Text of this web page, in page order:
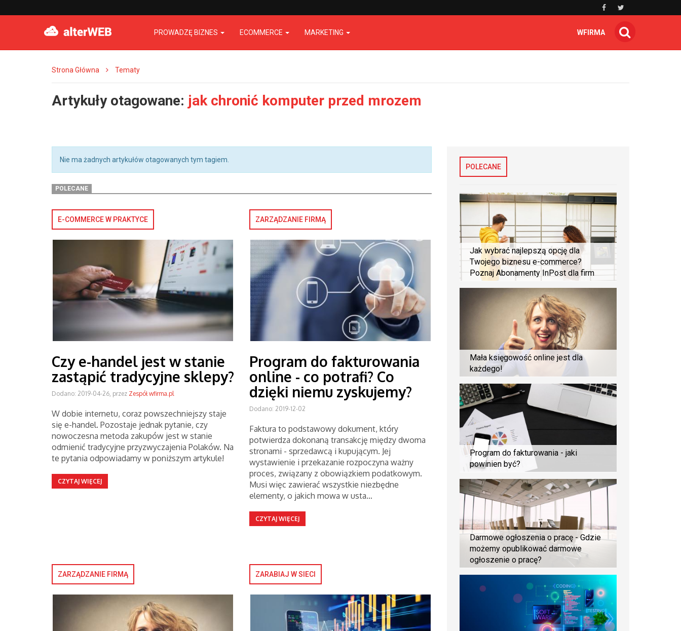
PROWADZĘ BIZNES ECOMMERCE MARKETING WFIRMA
Strona Główna Tematy
Artykuły otagowane: jak chronić komputer przed mrozem
Nie ma żadnych artykułów otagowanych tym tagiem.
POLECANE
E-COMMERCE W PRAKTYCE
Czy e-handel jest w stanie
zastąpić tradycyjne sklepy?
Dodano: 2019-04-26, przez Zespół wfirma.pl
W dobie internetu, coraz powszechniejszy staje
się e-handel. Pozostaje jednak pytanie, czy
nowoczesna metoda zakupów jest w stanie
odmienić tradycyjne przyzwyczajenia Polaków. Na
te pytania odpowiadamy w poniższym artykule!
CZYTAJ WIĘCEJ
ZARZĄDZANIE FIRMĄ
Program do fakturowania
online - co potrafi? Co
dzięki niemu zyskujemy?
Dodano: 2019-12-02
Faktura to podstawowy dokument, który
potwierdza dokonaną transakcję między dwoma
stronami - sprzedawcą i kupującym. Jej
wystawienie i przekazanie rozpoczyna ważny
proces, związany z obowiązkiem podatkowym.
Musi więc zawierać wszystkie niezbędne
elementy, o jakich mowa w usta…
CZYTAJ WIĘCEJ
ZARZĄDZANIE FIRMĄ ZARABIAJ W SIECI
POLECANE
Jak wybrać najlepszą opcję dla
Twojego biznesu e-commerce?
Poznaj Abonamenty InPost dla firm
Mała księgowość online jest dla
każdego!
Program do fakturowania - jaki
powinien być?
Darmowe ogłoszenia o pracę - Gdzie
możemy opublikować darmowe
ogłoszenie o pracę?